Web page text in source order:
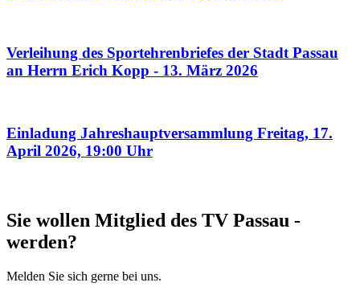
Verleihung des Sportehrenbriefes der Stadt Passau
an Herrn Erich Kopp - 13. März 2026
Einladung Jahreshauptversammlung Freitag, 17.
April 2026, 19:00 Uhr
Sie wollen Mitglied des TV Passau ­
werden?
Melden Sie sich gerne bei uns.